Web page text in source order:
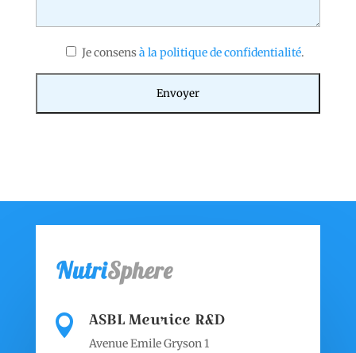
Je consensà la politique de confidentialité.
 ASBL Meurice R&D
Avenue Emile Gryson 1